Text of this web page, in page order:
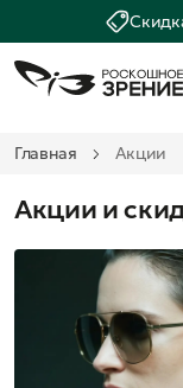
Главная Акции
Акции и